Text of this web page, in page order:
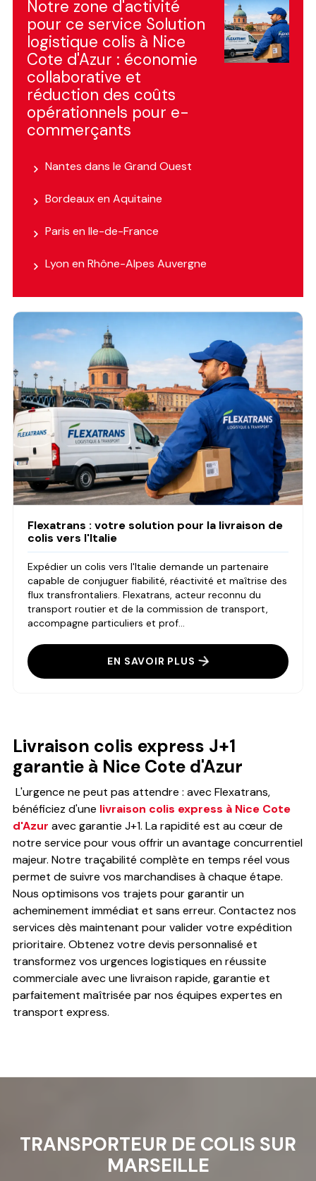
Notre zone d'activité
pour ce service Solution
logistique colis à Nice
Cote d'Azur : économie
collaborative et
réduction des coûts
opérationnels pour e-
commerçants
Nantes dans le Grand Ouest
Bordeaux en Aquitaine
Paris en Ile-de-France
Lyon en Rhône-Alpes Auvergne
Flexatrans : votre solution pour la livraison de
colis vers l'Italie
Expédier un colis vers l'Italie demande un partenaire
capable de conjuguer fiabilité, réactivité et maîtrise des
flux transfrontaliers. Flexatrans, acteur reconnu du
transport routier et de la commission de transport,
accompagne particuliers et prof...
EN SAVOIR PLUS
Livraison colis express J+1
garantie à Nice Cote d'Azur
L'urgence ne peut pas attendre : avec Flexatrans,
bénéficiez d'une livraison colis express à Nice Cote
d'Azur avec garantie J+1. La rapidité est au cœur de
notre service pour vous offrir un avantage concurrentiel
majeur. Notre traçabilité complète en temps réel vous
permet de suivre vos marchandises à chaque étape.
Nous optimisons vos trajets pour garantir un
acheminement immédiat et sans erreur. Contactez nos
services dès maintenant pour valider votre expédition
prioritaire. Obtenez votre devis personnalisé et
transformez vos urgences logistiques en réussite
commerciale avec une livraison rapide, garantie et
parfaitement maîtrisée par nos équipes expertes en
transport express.
TRANSPORTEUR DE COLIS SUR
MARSEILLE